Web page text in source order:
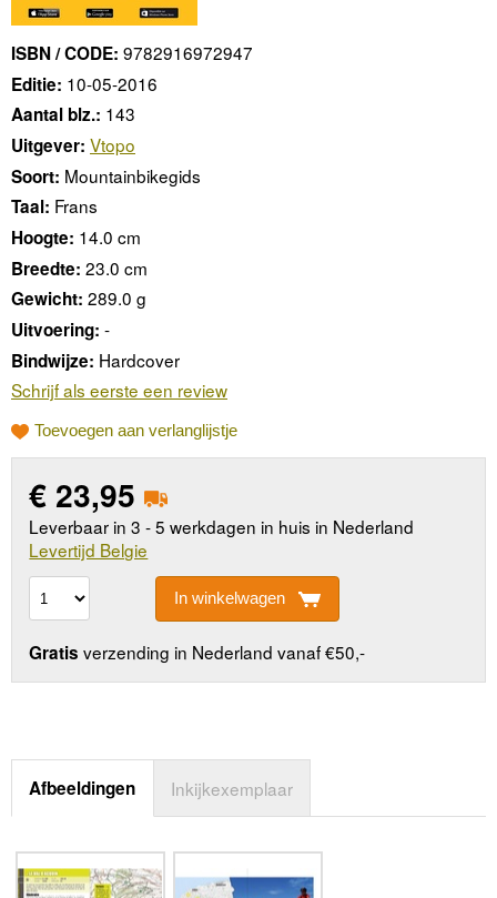
ISBN / CODE: 9782916972947
Editie: 10-05-2016
Aantal blz.: 143
Uitgever: Vtopo
Soort: Mountainbikegids
Taal: Frans
Hoogte: 14.0 cm
Breedte: 23.0 cm
Gewicht: 289.0 g
Uitvoering: -
Bindwijze: Hardcover
Schrijf als eerste een review
Toevoegen aan verlanglijstje
€ 23,95
Leverbaar in 3 - 5 werkdagen in huis in Nederland
Levertijd Belgie
In winkelwagen
Gratis verzending in Nederland vanaf €50,-
Afbeeldingen Inkijkexemplaar